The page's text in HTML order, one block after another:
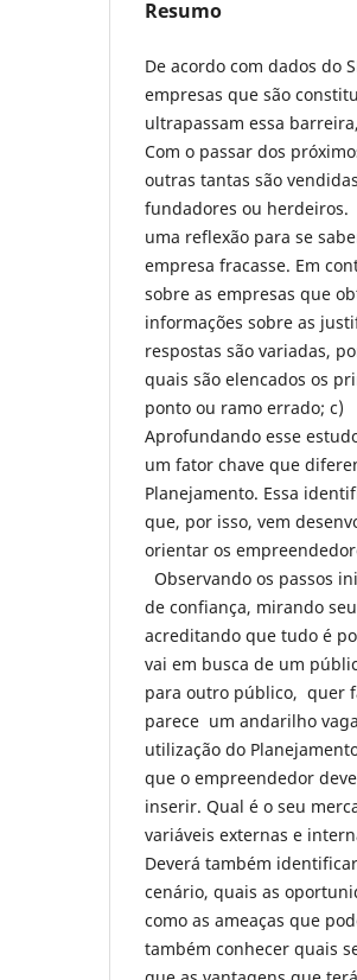
Resumo
De acordo com dados do
empresas que são
ultrapassam essa
Com o passar dos
outras tantas são
fundadores ou herdeiros.
uma reflexão para se
empresa fracasse. Em
sobre as empresas que
informações sobre as
respostas são variadas,
quais são elencados os
ponto ou ramo errado;
Aprofundando esse
um fator chave que
Planejamento. Essa
que, por isso, vem
orientar os
Observando os passos
de confiança, mirando
acreditando que tudo é
vai em busca de um
para outro público, quer
parece um andarilho
utilização do
que o empreendedor
inserir. Qual é o seu
variáveis externas e
Deverá também
cenário, quais as
como as ameaças que
também conhecer quais